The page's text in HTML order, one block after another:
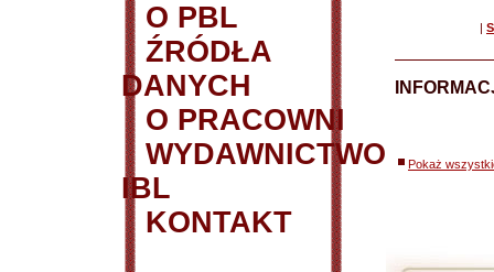
O PBL
ŹRÓDŁA
DANYCH
O PRACOWNI
WYDAWNICTWO
IBL
KONTAKT
|
Pokaż